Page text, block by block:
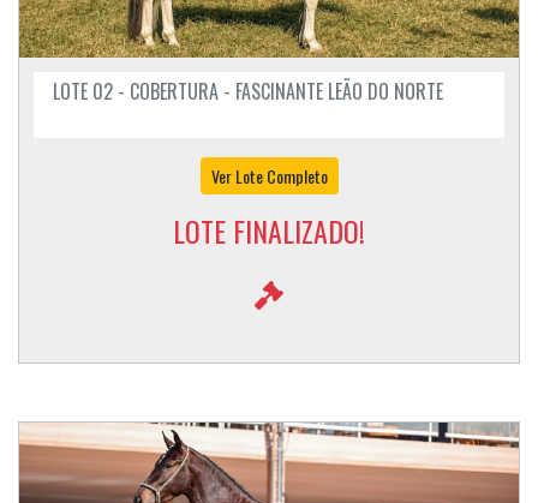
LOTE 02 - COBERTURA - FASCINANTE LEÃO DO NORTE
Ver Lote Completo
LOTE FINALIZADO!